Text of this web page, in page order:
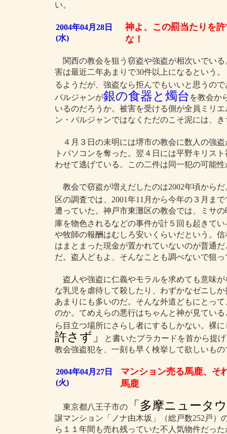
い。
2004年04月28日
(水)
神よ、この罰当たりを許
な！
関西の教会を狙う窃盗や強盗が相次いでい
害は最近二年あまりで30件以上になるという
るようだが、強盗なら拒んでもいいと思うの
バルジャンが銀の食器と燭台 を教会か
いるのだろうか。被害を受ける側が全員ミリ
ン・バルジャンではなくただのこそ泥には、
４月３日の未明には堺市の教会に数人の強
トパソコンを奪った。翌４日には平野キリス
わせて逃げている。この二件は同一犯の可能性
教会で窃盗が増えだしたのは2002年頃から
区の調査では、2001年11月から今年の３月ま
遭っていた。神戸市東灘区の教会では、ミサ
庫を物色されるなどの事件が計５回も起きてい
や牧師の報酬はむしろ安いくらいだという。
はまとまった現金が置かれていないのが普通
だ。盗人どもよ、そんなことも調べないで狙
盗人や強盗に仁義やモラルを求めても意味
な乳児を虐待して殺したり、わずかなゼニし
あまりにも多いのだ。そんな外道どもにとっ
のか。てめえらの悪行はちゃんと神が見てい
ら目立つ場所にさらし者にするしかない。裸
許さず」
と書いたプラカードを首から提
教会強盗犯を、一刻も早く検挙して欲しいも
2004年04月27日
(火)
マンション売る馬鹿、そ
馬鹿
東京都八王子市の「多摩ニュータ
譲マンション「ノナ由木坂」（総戸数252戸）
ら１１年間も売れ残っていた不人気物件だっ